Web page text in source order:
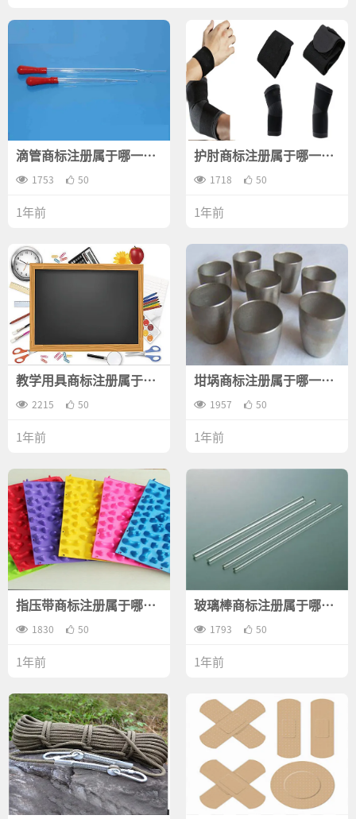
滴管商标注册属于哪一
1753 50
1年前
护肘商标注册属于哪一
1718 50
1年前
教学用具商标注册属于哪
一类？
2215 50
1年前
坩埚商标注册属于哪一
类？
1957 50
1年前
指压带商标注册属于哪一
类？
1830 50
1年前
玻璃棒商标注册属于哪一
类？
1793 50
1年前